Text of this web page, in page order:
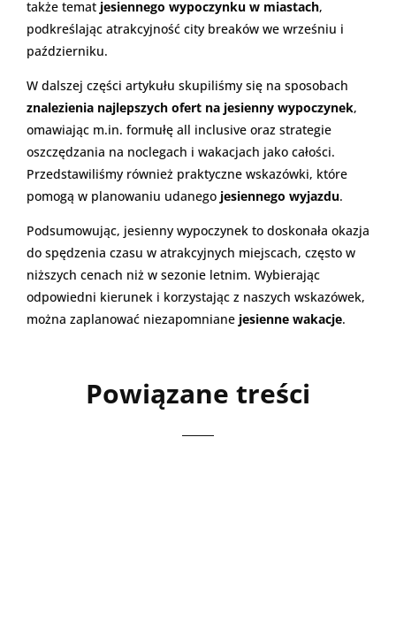
także temat jesiennego wypoczynku w miastach,
podkreślając atrakcyjność city breaków we wrześniu i
październiku.
W dalszej części artykułu skupiliśmy się na sposobach
znalezienia najlepszych ofert na jesienny wypoczynek,
omawiając m.in. formułę all inclusive oraz strategie
oszczędzania na noclegach i wakacjach jako całości.
Przedstawiliśmy również praktyczne wskazówki, które
pomogą w planowaniu udanego jesiennego wyjazdu.
Podsumowując, jesienny wypoczynek to doskonała okazja
do spędzenia czasu w atrakcyjnych miejscach, często w
niższych cenach niż w sezonie letnim. Wybierając
odpowiedni kierunek i korzystając z naszych wskazówek,
można zaplanować niezapomniane jesienne wakacje.
Powiązane treści